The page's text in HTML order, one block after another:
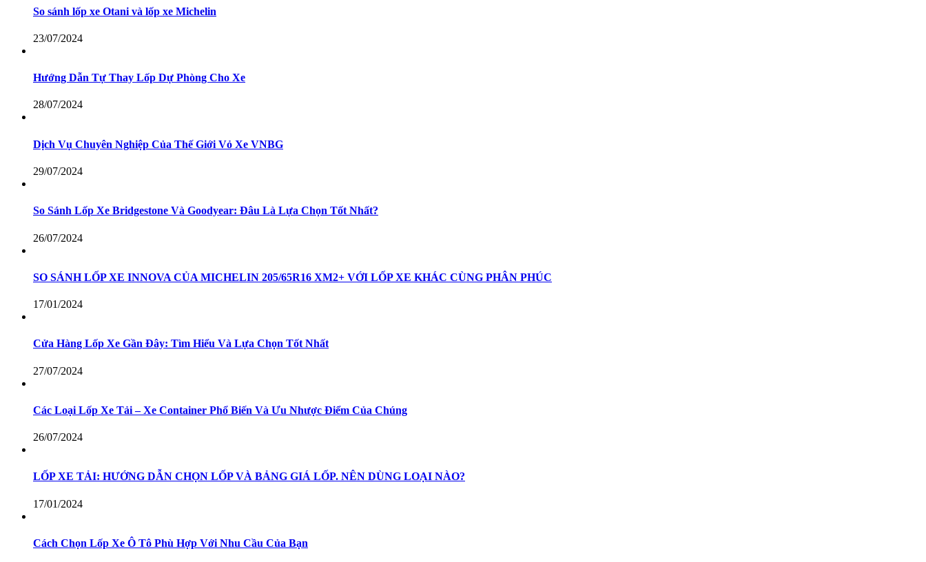
So sánh lốp xe Otani và lốp xe Michelin
23/07/2024
Hướng Dẫn Tự Thay Lốp Dự Phòng Cho Xe
28/07/2024
Dịch Vụ Chuyên Nghiệp Của Thế Giới Vỏ Xe VNBG
29/07/2024
So Sánh Lốp Xe Bridgestone Và Goodyear: Đâu Là Lựa Chọn Tốt Nhất?
26/07/2024
SO SÁNH LỐP XE INNOVA CỦA MICHELIN 205/65R16 XM2+ VỚI LỐP XE KHÁC CÙNG PHÂN PHÚC
17/01/2024
Cửa Hàng Lốp Xe Gần Đây: Tìm Hiểu Và Lựa Chọn Tốt Nhất
27/07/2024
Các Loại Lốp Xe Tải – Xe Container Phổ Biến Và Ưu Nhược Điểm Của Chúng
26/07/2024
LỐP XE TẢI: HƯỚNG DẪN CHỌN LỐP VÀ BẢNG GIÁ LỐP. NÊN DÙNG LOẠI NÀO?
17/01/2024
Cách Chọn Lốp Xe Ô Tô Phù Hợp Với Nhu Cầu Của Bạn